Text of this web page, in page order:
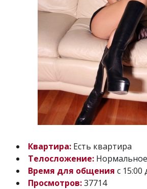
Квартира: Есть квартира
Телосложение: Нормальное
Время для общения с 15:00
Просмотров:37714